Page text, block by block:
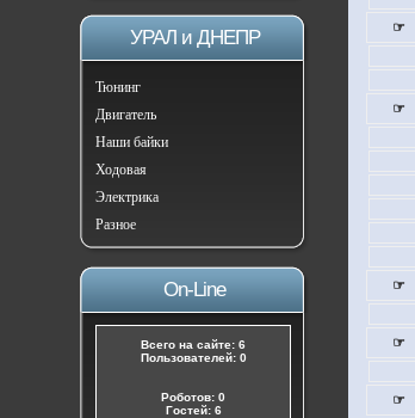
УРАЛ и ДНЕПР
Тюнинг
Двигатель
Наши байки
Ходовая
Электрика
Разное
On-Line
Всего на сайте: 6
Пользователей: 0
Роботов: 0
Гостей: 6
☞
☞
☞
☞
☞